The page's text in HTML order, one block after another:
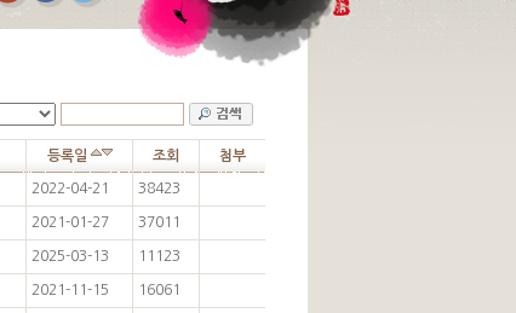
등록일 조회 첨부
2022-04-21 38423
2021-01-27 37011
2025-03-13 11123
2021-11-15 16061